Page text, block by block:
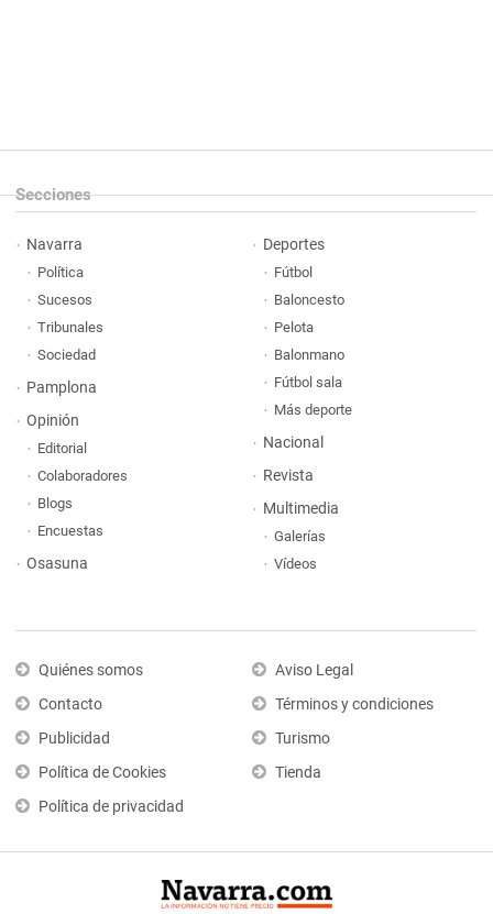
Secciones
Navarra
Política
Sucesos
Tribunales
Sociedad
Pamplona
Opinión
Editorial
Colaboradores
Blogs
Encuestas
Osasuna
Deportes
Fútbol
Baloncesto
Pelota
Balonmano
Fútbol sala
Más deporte
Nacional
Revista
Multimedia
Galerías
Vídeos
Quiénes somos
Contacto
Publicidad
Política de Cookies
Política de privacidad
Aviso Legal
Términos y condiciones
Turismo
Tienda